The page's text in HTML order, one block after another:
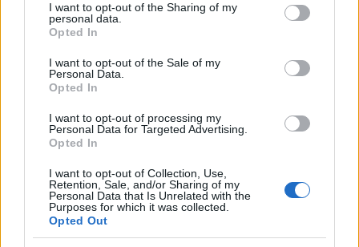
not limited to your visit or usage behaviour. You may click to
grant or deny consent to Google and its third-party tags to
use your data for below specified purposes in below Google
consent section.
I want to opt-out of the Sharing of my
personal data.
Opted In
I want to opt-out of the Sale of my
Personal Data.
Opted In
I want to opt-out of processing my
Personal Data for Targeted Advertising.
Opted In
I want to opt-out of Collection, Use,
Retention, Sale, and/or Sharing of my
Personal Data that Is Unrelated with the
Purposes for which it was collected.
Opted Out